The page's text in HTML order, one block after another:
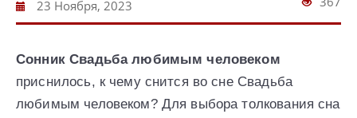
23 Ноября, 2023
Сонник Свадьба любимым человеком
приснилось, к чему снится во сне Свадьба
любимым человеком? Для выбора толкования сна